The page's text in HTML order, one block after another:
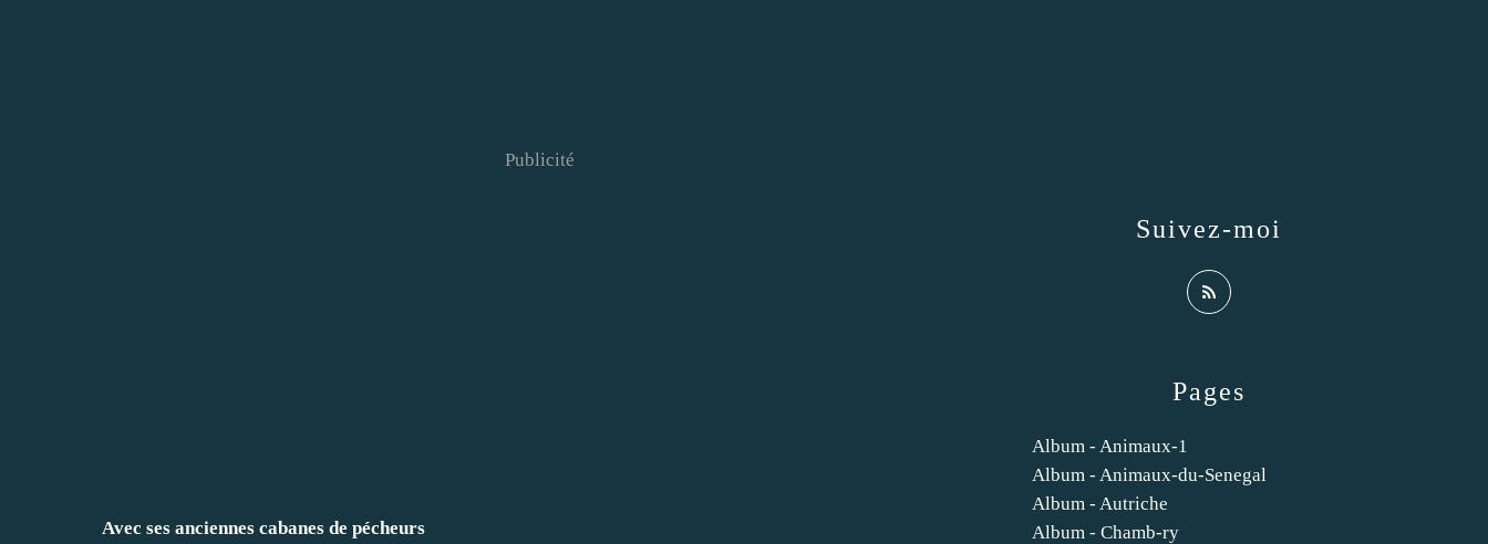
Publicité
Avec ses anciennes cabanes de pécheurs
Pages
Album - Animaux-1
Album - Animaux-du-Senegal
Album - Autriche
Album - Chamb-ry
Suivez-moi